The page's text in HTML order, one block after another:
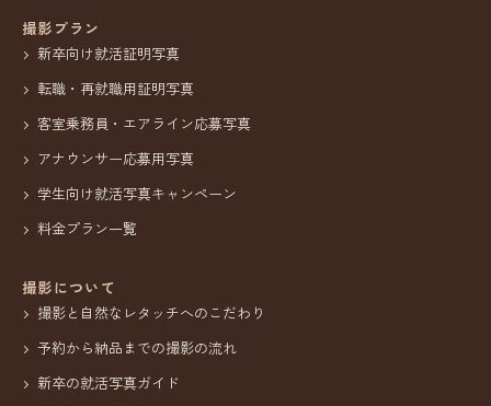
撮影プラン
新卒向け就活証明写真
転職・再就職用証明写真
客室乗務員・エアライン応募写真
アナウンサー応募用写真
学生向け就活写真キャンペーン
料金プラン一覧
撮影について
撮影と自然なレタッチへのこだわり
予約から納品までの撮影の流れ
新卒の就活写真ガイド